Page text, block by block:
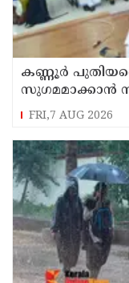
കണ്ണൂർ
സുഗമമാക്കാന്‍
FRI,7 AUG 2026